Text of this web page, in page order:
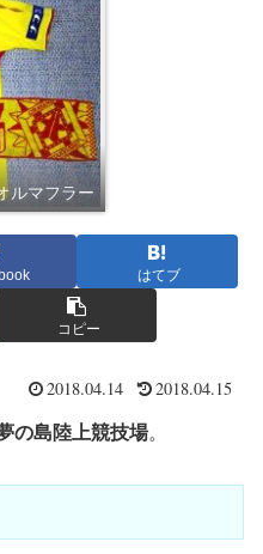
ルマフラー
はてブ
コピー
2018.04.14 2018.04.15
の島陸上競技場。